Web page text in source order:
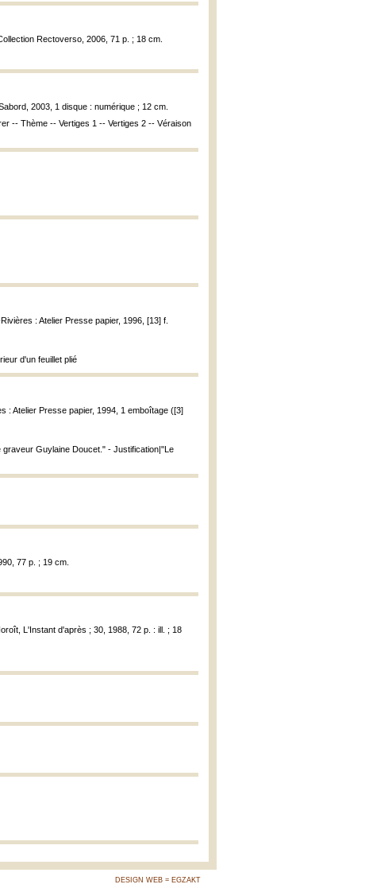
Rectoverso, 2006, 71 p. ; 18 cm.
2003, 1 disque : numérique ; 12 cm.
-- Thème -- Vertiges 1 -- Vertiges 2 -- Véraison
Rivières : Atelier Presse papier, 1996, [13] f.
d'un feuillet plié
: Atelier Presse papier, 1994, 1 emboîtage ([3]
Guylaine Doucet." - Justification|"Le
77 p. ; 19 cm.
L'Instant d'après ; 30, 1988, 72 p. : ill. ; 18
DESIGN WEB = EGZAKT